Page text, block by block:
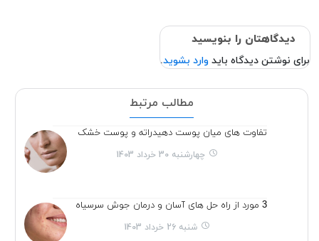
دیدگاهتان را بنویسید
برای نوشتن دیدگاه باید وارد بشوید.
مطالب مرتبط
تفاوت های میان پوست دهیدراته و پوست خشک
چهارشنبه 30 خرداد 1403
3 مورد از راه حل های آسان و درمان جوش سرسیاه
شنبه 26 خرداد 1403